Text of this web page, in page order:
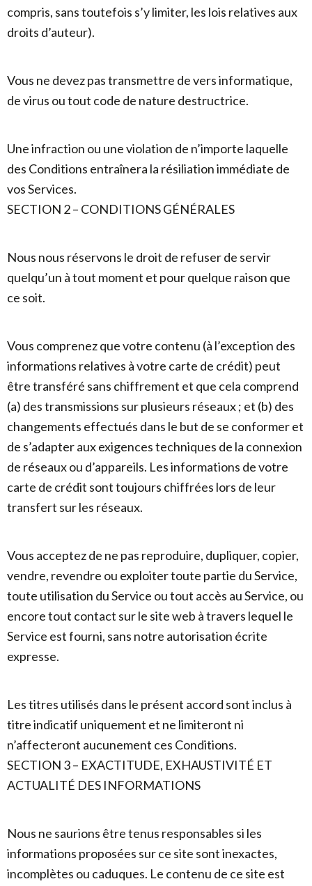
compris, sans toutefois s’y limiter, les lois relatives aux
droits d’auteur).
Vous ne devez pas transmettre de vers informatique,
de virus ou tout code de nature destructrice.
Une infraction ou une violation de n’importe laquelle
des Conditions entraînera la résiliation immédiate de
vos Services.
SECTION 2 – CONDITIONS GÉNÉRALES
Nous nous réservons le droit de refuser de servir
quelqu’un à tout moment et pour quelque raison que
ce soit.
Vous comprenez que votre contenu (à l’exception des
informations relatives à votre carte de crédit) peut
être transféré sans chiffrement et que cela comprend
(a) des transmissions sur plusieurs réseaux ; et (b) des
changements effectués dans le but de se conformer et
de s’adapter aux exigences techniques de la connexion
de réseaux ou d’appareils. Les informations de votre
carte de crédit sont toujours chiffrées lors de leur
transfert sur les réseaux.
Vous acceptez de ne pas reproduire, dupliquer, copier,
vendre, revendre ou exploiter toute partie du Service,
toute utilisation du Service ou tout accès au Service, ou
encore tout contact sur le site web à travers lequel le
Service est fourni, sans notre autorisation écrite
expresse.
Les titres utilisés dans le présent accord sont inclus à
titre indicatif uniquement et ne limiteront ni
n’affecteront aucunement ces Conditions.
SECTION 3 – EXACTITUDE, EXHAUSTIVITÉ ET
ACTUALITÉ DES INFORMATIONS
Nous ne saurions être tenus responsables si les
informations proposées sur ce site sont inexactes,
incomplètes ou caduques. Le contenu de ce site est